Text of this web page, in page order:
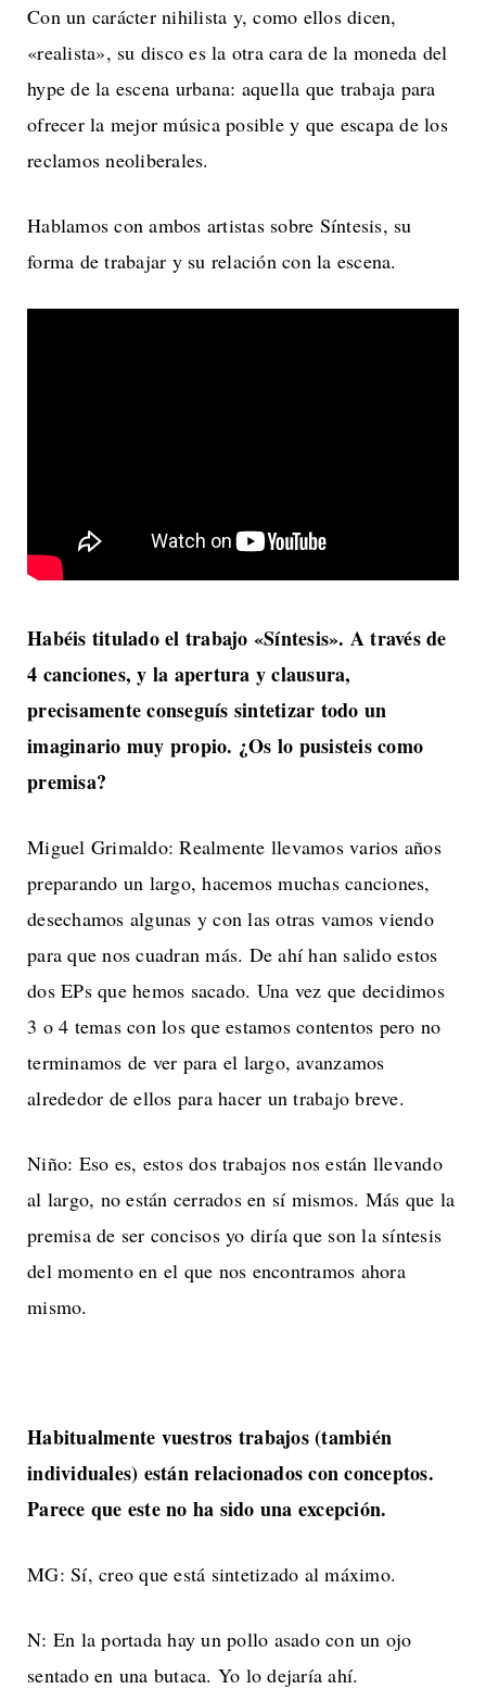
Con un carácter nihilista y, como ellos dicen,
«realista», su disco es la otra cara de la moneda del
hype de la escena urbana: aquella que trabaja para
ofrecer la mejor música posible y que escapa de los
reclamos neoliberales.
Hablamos con ambos artistas sobre Síntesis, su
forma de trabajar y su relación con la escena.
Habéis titulado el trabajo «Síntesis». A través de
4 canciones, y la apertura y clausura,
precisamente conseguís sintetizar todo un
imaginario muy propio. ¿Os lo pusisteis como
premisa?
Miguel Grimaldo: Realmente llevamos varios años
preparando un largo, hacemos muchas canciones,
desechamos algunas y con las otras vamos viendo
para que nos cuadran más. De ahí han salido estos
dos EPs que hemos sacado. Una vez que decidimos
3 o 4 temas con los que estamos contentos pero no
terminamos de ver para el largo, avanzamos
alrededor de ellos para hacer un trabajo breve.
Niño: Eso es, estos dos trabajos nos están llevando
al largo, no están cerrados en sí mismos. Más que la
premisa de ser concisos yo diría que son la síntesis
del momento en el que nos encontramos ahora
mismo.
Habitualmente vuestros trabajos (también
individuales) están relacionados con conceptos.
Parece que este no ha sido una excepción.
MG: Sí, creo que está sintetizado al máximo.
N: En la portada hay un pollo asado con un ojo
sentado en una butaca. Yo lo dejaría ahí.